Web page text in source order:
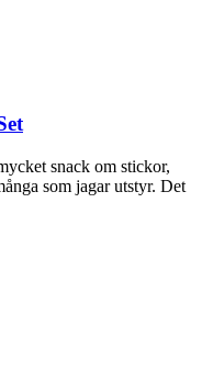
snack om stickor,
som jagar utstyr. Det